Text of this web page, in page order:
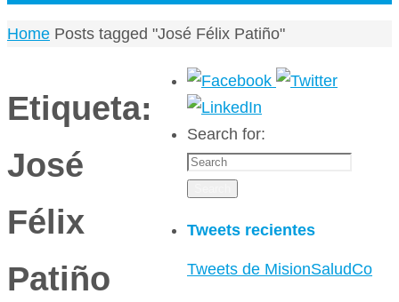
Home Posts tagged "José Félix Patiño"
Etiqueta:
José
Félix
Patiño
Search for:
Tweets recientes
Tweets de MisionSaludCo